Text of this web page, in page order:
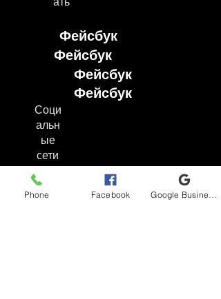
Фейсбук
Фейсбук
Фейсбук
Фейсбук
Соци
альн
ые
сети
Фейсбук
Phone Facebook